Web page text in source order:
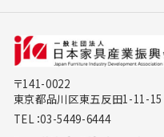
〒141-0022
東京都品川区東五反田1-11-
TEL：03-5449-6444